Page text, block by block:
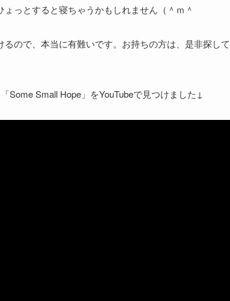
っとすると寝ちゃうかもしれません（＾ｍ＾
ので、本当に有難いです。お持ちの方は、是非探して
Some Small Hope」をYouTubeで見つけました↓